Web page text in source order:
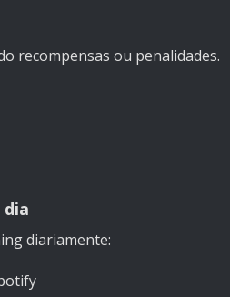
recompensas ou penalidades.
dia
diariamente: